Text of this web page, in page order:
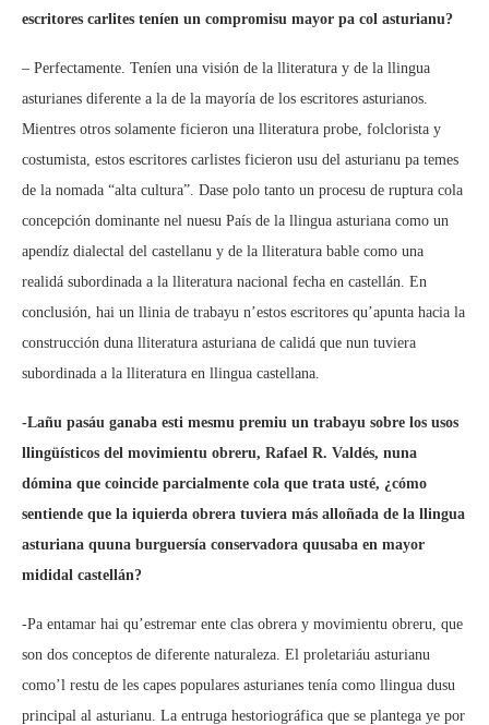
escritores carlites teníen un compromisu mayor pa col asturianu?
– Perfectamente. Teníen una visión de la lliteratura y de la llingua
asturianes diferente a la de la mayoría de los escritores asturianos.
Mientres otros solamente ficieron una lliteratura probe, folclorista y
costumista, estos escritores carlistes ficieron usu del asturianu pa temes
de la nomada “alta cultura”. Dase polo tanto un procesu de ruptura cola
concepción dominante nel nuesu País de la llingua asturiana como un
apendíz dialectal del castellanu y de la lliteratura bable como una
realidá subordinada a la lliteratura nacional fecha en castellán. En
conclusión, hai un llinia de trabayu n’estos escritores qu’apunta hacia la
construcción duna lliteratura asturiana de calidá que nun tuviera
subordinada a la lliteratura en llingua castellana.
-Lañu pasáu ganaba esti mesmu premiu un trabayu sobre los usos
llingüísticos del movimientu obreru, Rafael R. Valdés, nuna
dómina que coincide parcialmente cola que trata usté, ¿cómo
sentiende que la iquierda obrera tuviera más alloñada de la llingua
asturiana quuna burguersía conservadora quusaba en mayor
mididal castellán?
-Pa entamar hai qu’estremar ente clas obrera y movimientu obreru, que
son dos conceptos de diferente naturaleza. El proletariáu asturianu
como’l restu de les capes populares asturianes tenía como llingua dusu
principal al asturianu. La entruga hestoriográfica que se plantega ye por